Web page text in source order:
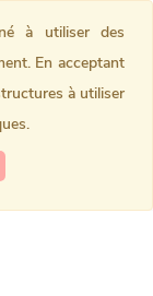
à utiliser des
En acceptant
à utiliser